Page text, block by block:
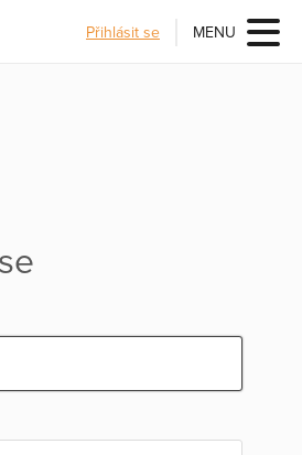
Přihlásit se MENU